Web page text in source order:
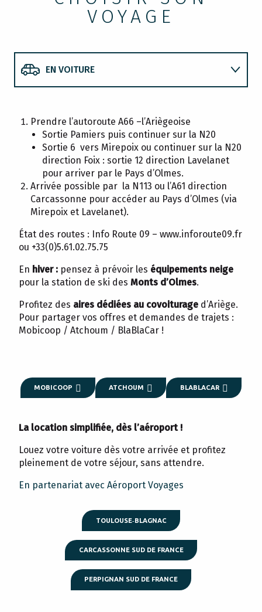
VOYAGE
EN VOITURE
EN AVION
Prendre l’autoroute A66 –l’Ariègeoise
Sortie Pamiers puis continuer sur la N20
Sortie 6 vers Mirepoix ou continuer sur la N20
direction Foix : sortie 12 direction Lavelanet
pour arriver par le Pays d’Olmes.
Arrivée possible par la N113 ou l’A61 direction
Carcassonne pour accéder au Pays d’Olmes (via
Mirepoix et Lavelanet).
État des routes : Info Route 09 – www.inforoute09.fr
ou +33(0)5.61.02.75.75
En hiver : pensez à prévoir les équipements neige
pour la station de ski des Monts d’Olmes.
Profitez des aires dédiées au covoiturage d’Ariège.
Pour partager vos offres et demandes de trajets :
Mobicoop / Atchoum / BlaBlaCar !
MOBICOOP ATCHOUM BLABLACAR
La location simplifiée, dès l’aéroport !
Louez votre voiture dès votre arrivée et profitez
pleinement de votre séjour, sans attendre.
En partenariat avec Aéroport Voyages
TOULOUSE‑BLAGNAC
CARCASSONNE SUD DE FRANCE
PERPIGNAN SUD DE FRANCE